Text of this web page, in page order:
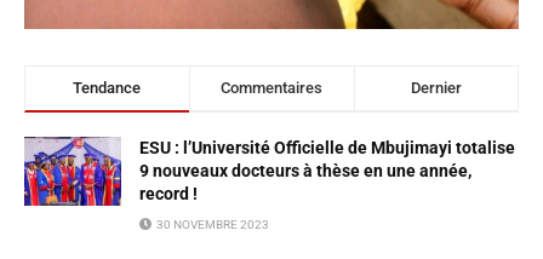
Tendance Commentaires Dernier
ESU : l’Université Officielle de Mbujimayi totalise
9 nouveaux docteurs à thèse en une année,
record !
30 NOVEMBRE 2023